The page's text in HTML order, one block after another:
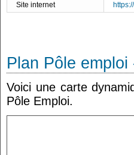
Site internet
Plan Pôle emploi
Voici une carte
Pôle Emploi.